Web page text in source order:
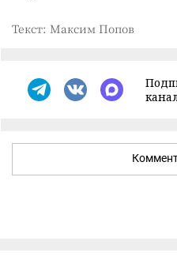
Текст: Максим Попов